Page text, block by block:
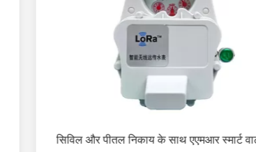
सिविल और पीतल निकाय के साथ एएमआर स्मार्ट